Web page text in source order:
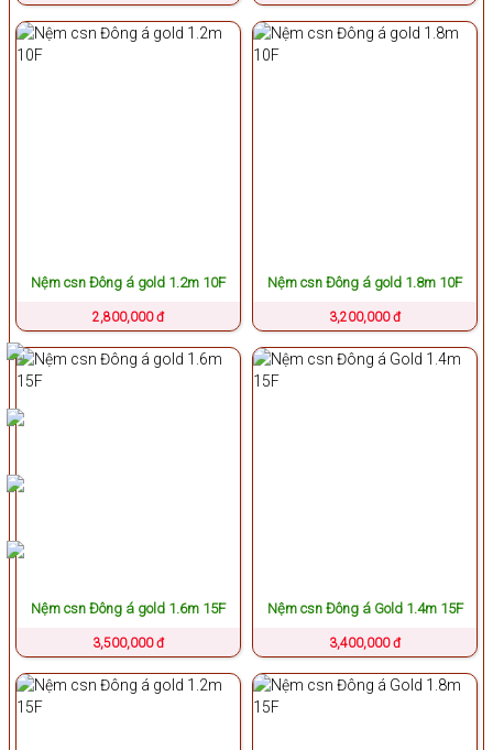
Nệm csn Đông á gold 1.2m 10F
2,800,000 đ
Nệm csn Đông á gold 1.8m 10F
3,200,000 đ
Nệm csn Đông á gold 1.6m 15F
3,500,000 đ
Nệm csn Đông á Gold 1.4m 15F
3,400,000 đ